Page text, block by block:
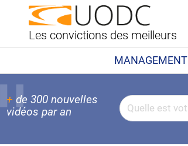
Les convictions des meilleurs
MANAGEMENT
+ de 300 nouvelles
vidéos par an